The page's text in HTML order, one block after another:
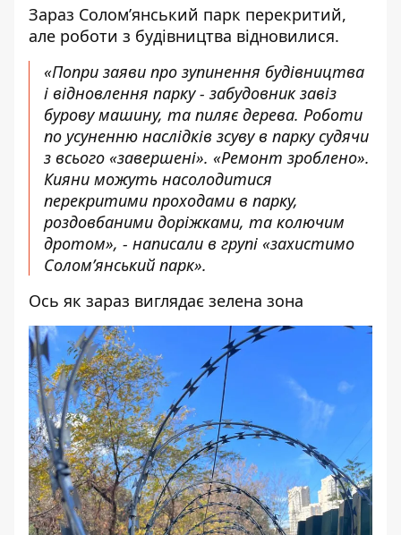
Зараз Солом’янський парк перекритий,
але роботи з будівництва відновилися.
«Попри заяви про зупинення будівництва
і відновлення парку - забудовник завіз
бурову машину, та пиляє дерева. Роботи
по усуненню наслідків зсуву в парку судячи
з всього «завершені». «Ремонт зроблено».
Кияни можуть насолодитися
перекритими проходами в парку,
роздовбаними доріжками, та колючим
дротом», - написали в групі «захистимо
Солом’янський парк».
Ось як зараз виглядає зелена зона